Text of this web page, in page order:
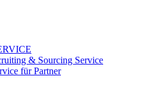
& Sourcing Service
für Partner